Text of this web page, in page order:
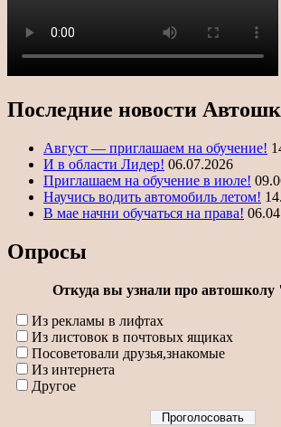
Последние новости
Август — приглашаем на обучение!
И в области Лидер! 06.07.2026
Приглашаем на обучение в июле!
Научись водить автомобиль летом!
В мае начни обучаться на права!
Опросы
Откуда вы узнали про
Из рекламы в лифтах
Из листовок в почтовых ящиках
Посоветовали друзья,знакомые
Из интернета
Другое